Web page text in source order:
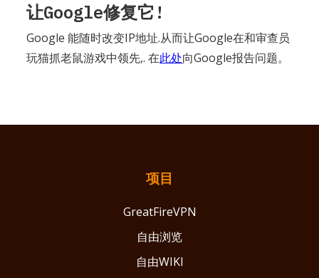
让Google修复它!
Google 能随时改变IP地址.从而让Google在和审查员
玩猫抓老鼠游戏中领先,. 在此处向Google报告问题。
项目
GreatFireVPN
自由浏览
自由WIKI